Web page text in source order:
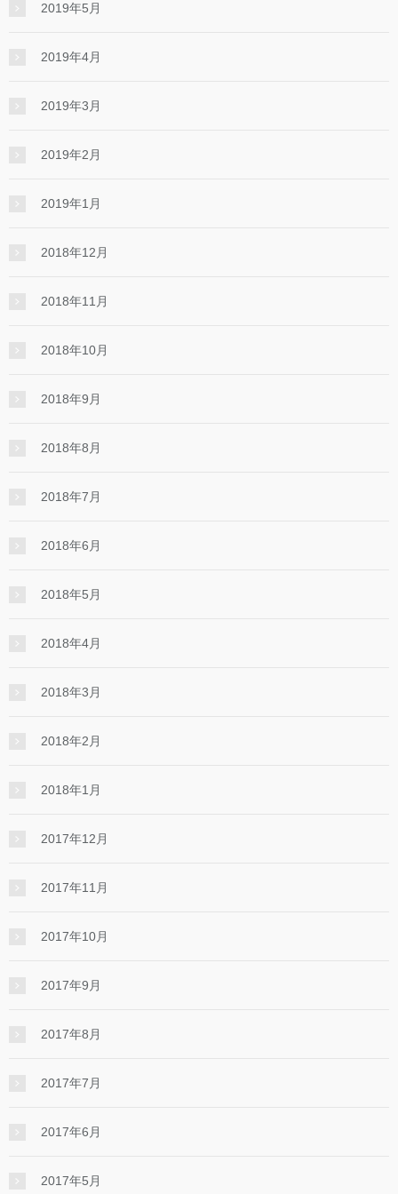
2019年5月
2019年4月
2019年3月
2019年2月
2019年1月
2018年12月
2018年11月
2018年10月
2018年9月
2018年8月
2018年7月
2018年6月
2018年5月
2018年4月
2018年3月
2018年2月
2018年1月
2017年12月
2017年11月
2017年10月
2017年9月
2017年8月
2017年7月
2017年6月
2017年5月